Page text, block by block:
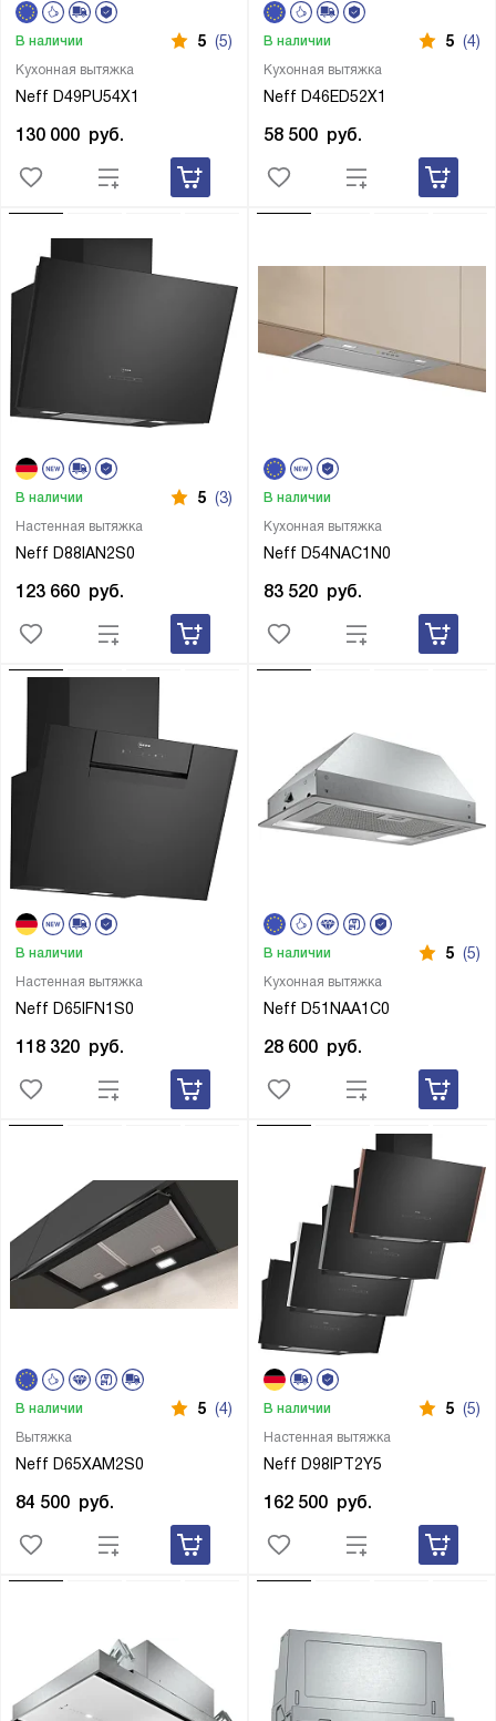
Кухонная вытяжка
Neff D49PU54X1
В наличии 5 (5)
130 000 руб.
Кухонная вытяжка
Neff D46ED52X1
В наличии 5 (4)
58 500 руб.
Настенная вытяжка
Neff D88IAN2S0
В наличии 5 (3)
123 660 руб.
Кухонная вытяжка
Neff D54NAC1N0
В наличии
83 520 руб.
Настенная вытяжка
Neff D65IFN1S0
В наличии
118 320 руб.
Кухонная вытяжка
Neff D51NAA1C0
В наличии 5 (5)
28 600 руб.
Вытяжка
Neff D65XAM2S0
В наличии 5 (4)
84 500 руб.
Настенная вытяжка
Neff D98IPT2Y5
В наличии 5 (5)
162 500 руб.